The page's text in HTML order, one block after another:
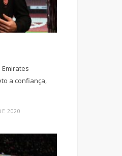
a confiança,
2020